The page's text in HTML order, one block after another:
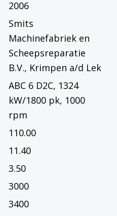
2006
Smits
Machinefabriek en
Scheepsreparatie
B.V., Krimpen a/d Lek
ABC 6 D2C, 1324
kW/1800 pk, 1000
rpm
110.00
11.40
3.50
3000
3400